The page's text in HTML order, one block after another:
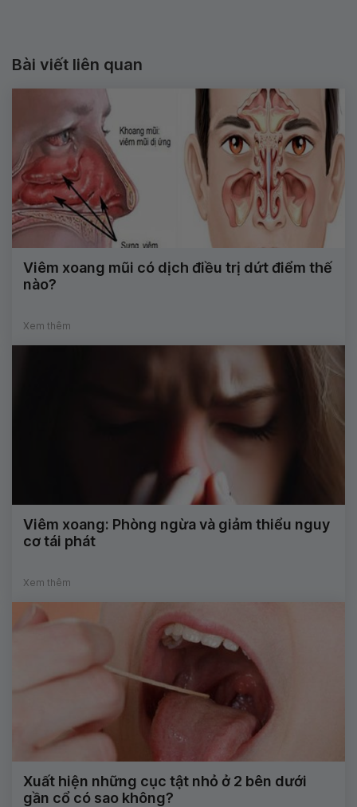
Bài viết liên quan
Viêm xoang mũi có dịch điều trị dứt điểm thế
nào?
Xem thêm
Viêm xoang: Phòng ngừa và giảm thiểu nguy
cơ tái phát
Xem thêm
Xuất hiện những cục tật nhỏ ở 2 bên dưới
gần cổ có sao không?